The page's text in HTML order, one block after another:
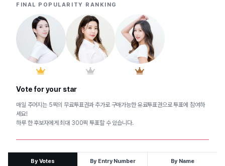
FINAL POPULARITY RANKING
Vote for your star
매일 주어지는 5픽의 무료투표권과 추가로 구매가능한 유료투표권으로 투표에 참여하
세요!
하루 한 후보자에게 최대 300픽 투표할 수 있습니다.
By Votes By Entry Number By Name